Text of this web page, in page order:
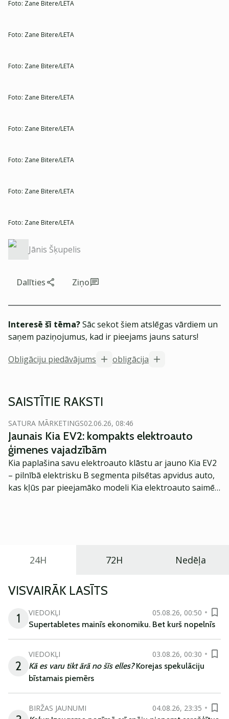
Foto: Zane Bitere/LETA
Foto: Zane Bitere/LETA
Foto: Zane Bitere/LETA
Foto: Zane Bitere/LETA
Foto: Zane Bitere/LETA
Foto: Zane Bitere/LETA
Foto: Zane Bitere/LETA
Foto: Zane Bitere/LETA
Jānis Šķupelis
Dalīties Ziņo
Interesē šī tēma?Sāc sekot šiem atslēgas vārdiem un
saņem paziņojumus, kad ir pieejams jauns saturs!
Obligāciju piedāvājums
obligācija
SAISTĪTIE RAKSTI
SATURA MĀRKETINGS02.06.26, 08:46
Jaunais Kia EV2: kompakts elektroauto
ģimenes vajadzībām
Kia paplašina savu elektroauto klāstu ar jauno Kia EV2
– pilnībā elektrisku B segmenta pilsētas apvidus auto,
kas kļūs par pieejamāko modeli Kia elektroauto saimē
24H 72H Nedēļa
VISVAIRĀK LASĪTS
1
VIEDOKĻI
05.08.26, 00:50
Supertabletes mainīs ekonomiku. Bet kurš nopelnīs
2
VIEDOKĻI
03.08.26, 00:30
Kā es varu tikt ārā no šīs elles?Korejas spekulāciju
bīstamais piemērs
BIRŽAS JAUNUMI
04.08.26, 23:35